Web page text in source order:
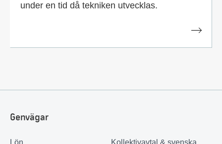
under en tid då tekniken utvecklas.
Genvägar